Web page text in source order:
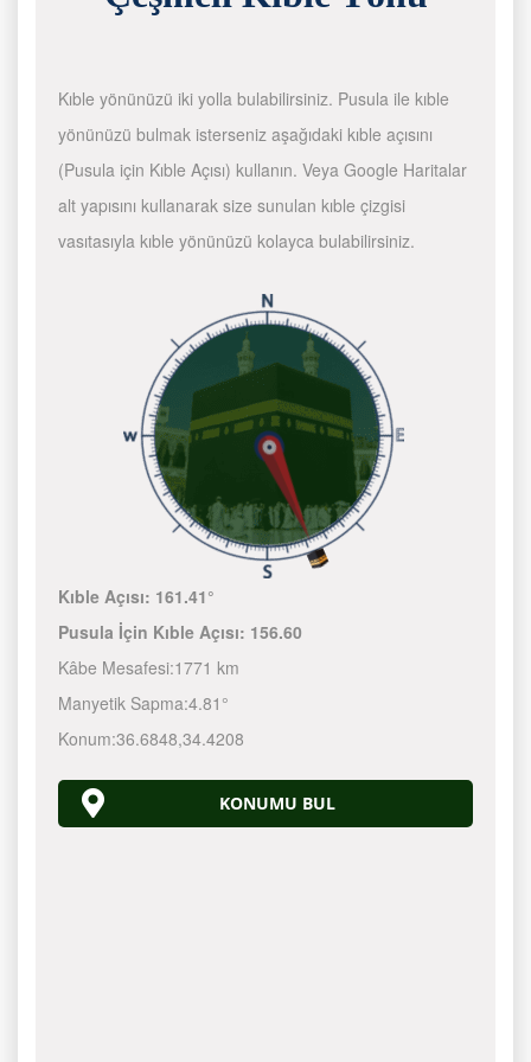
Kıble yönünüzü iki yolla bulabilirsiniz. Pusula ile kıble
yönünüzü bulmak isterseniz aşağıdaki kıble açısını
(Pusula için Kıble Açısı) kullanın. Veya Google Haritalar
alt yapısını kullanarak size sunulan kıble çizgisi
vasıtasıyla kıble yönünüzü kolayca bulabilirsiniz.
Kıble Açısı: 161.41°
Pusula İçin Kıble Açısı: 156.60
Kâbe Mesafesi:1771 km
Manyetik Sapma:4.81°
Konum:36.6848,34.4208
KONUMU BUL